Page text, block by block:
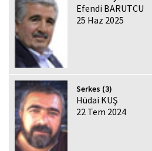
Efendi BARUTCU
25 Haz 2025
Serkes (3)
Hüdai KUŞ
22 Tem 2024